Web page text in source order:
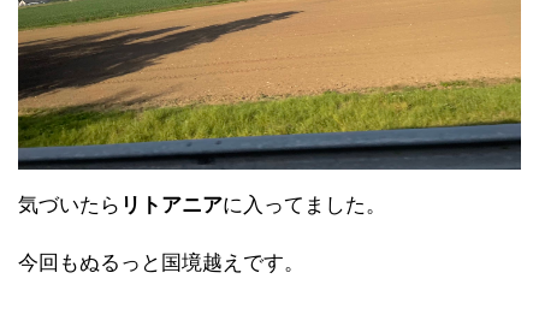
気づいたら リトアニアに入ってました。
今回もぬるっと国境越えです。